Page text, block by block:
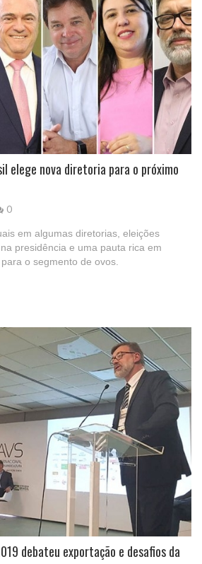
elege nova diretoria para o próximo
0
em algumas diretorias, eleições
presidência e uma pauta rica em
o segmento de ovos.
debateu exportação e desafios da